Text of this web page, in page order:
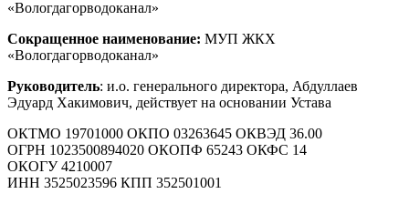
«Вологдагорводоканал»
Сокращенное наименование: МУП ЖКХ
«Вологдагорводоканал»
Руководитель: и.о. генерального директора, Абдуллаев
Эдуард Хакимович, действует на основании Устава
ОКТМО 19701000 ОКПО 03263645 ОКВЭД 36.00
ОГРН 1023500894020 ОКОПФ 65243 ОКФС 14
ОКОГУ 4210007
ИНН 3525023596 КПП 352501001